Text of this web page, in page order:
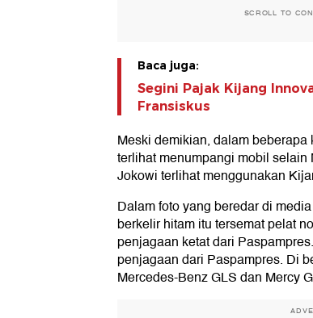
SCROLL TO
Baca juga:
Segini Pajak Kijang
Fransiskus
Meski demikian, dalam
terlihat menumpangi mobil selain
Jokowi terlihat menggunakan
Dalam foto yang beredar di
berkelir hitam itu tersemat pelat
penjagaan ketat dari
penjagaan dari Paspampres. Di
Mercedes-Benz GLS dan Mercy